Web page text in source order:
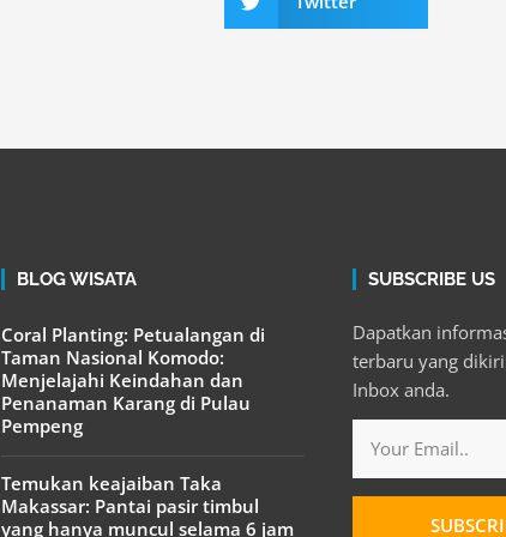
BLOG WISATA
Coral Planting: Petualangan di
Taman Nasional Komodo:
Menjelajahi Keindahan dan
Penanaman Karang di Pulau
Pempeng
Temukan keajaiban Taka
Makassar: Pantai pasir timbul
yang hanya muncul selama 6 jam
SUBSCRIBE US
Dapatkan
terbaru yang
Inbox anda.